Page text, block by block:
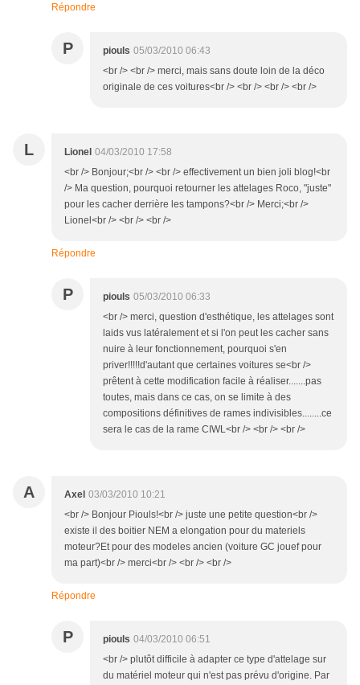
Répondre
P piouls 05/03/2010 06:43
<br /> <br /> merci, mais sans doute loin de la déco
originale de ces voitures<br /> <br /> <br /> <br />
L Lionel 04/03/2010 17:58
<br /> Bonjour;<br /> <br /> effectivement un bien joli blog!<br
/> Ma question, pourquoi retourner les attelages Roco, "juste"
pour les cacher derrière les tampons?<br /> Merci;<br />
Lionel<br /> <br /> <br />
Répondre
P piouls 05/03/2010 06:33
<br /> merci, question d'esthétique, les attelages sont
laids vus latéralement et si l'on peut les cacher sans
nuire à leur fonctionnement, pourquoi s'en
priver!!!!!d'autant que certaines voitures se<br />
prêtent à cette modification facile à réaliser.......pas
toutes, mais dans ce cas, on se limite à des
compositions définitives de rames indivisibles........ce
sera le cas de la rame CIWL<br /> <br /> <br />
A Axel 03/03/2010 10:21
<br /> Bonjour Piouls!<br /> juste une petite question<br />
existe il des boitier NEM a elongation pour du materiels
moteur?Et pour des modeles ancien (voiture GC jouef pour
ma part)<br /> merci<br /> <br /> <br />
Répondre
P piouls 04/03/2010 06:51
<br /> plutôt difficile à adapter ce type d'attelage sur
du matériel moteur qui n'est pas prévu d'origine. Par